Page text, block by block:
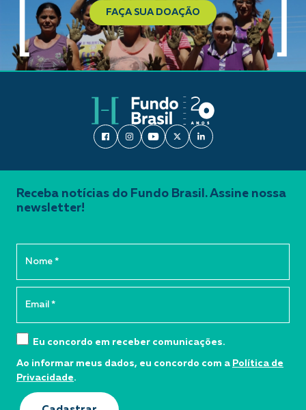
FAÇA SUA DOAÇÃO
Receba notícias do Fundo Brasil. Assine nossa
newsletter!
Eu concordo em receber comunicações.
Ao informar meus dados, eu concordo com a Política de
Privacidade.